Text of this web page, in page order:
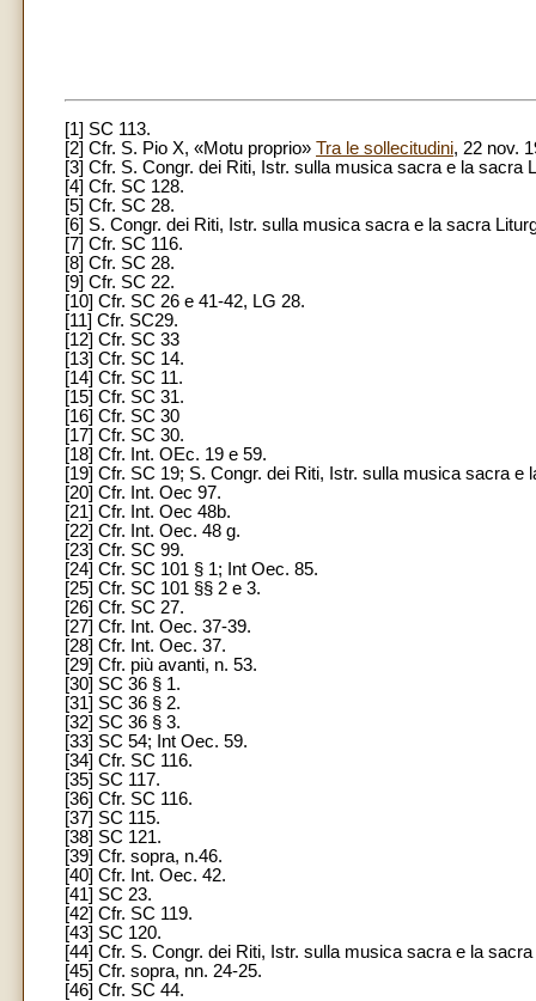
[1] SC 113.
[2] Cfr. S. Pio X, «Motu proprio» Tra le sollecitudini, 22 nov.
[3] Cfr. S. Congr. dei Riti, Istr. sulla musica sacra e la sacra
[4] Cfr. SC 128.
[5] Cfr. SC 28.
[6] S. Congr. dei Riti, Istr. sulla musica sacra e la sacra
[7] Cfr. SC 116.
[8] Cfr. SC 28.
[9] Cfr. SC 22.
[10] Cfr. SC 26 e 41-42, LG 28.
[11] Cfr. SC29.
[12] Cfr. SC 33
[13] Cfr. SC 14.
[14] Cfr. SC 11.
[15] Cfr. SC 31.
[16] Cfr. SC 30
[17] Cfr. SC 30.
[18] Cfr. Int. OEc. 19 e 59.
[19] Cfr. SC 19; S. Congr. dei Riti, Istr. sulla musica sacra
[20] Cfr. Int. Oec 97.
[21] Cfr. Int. Oec 48b.
[22] Cfr. Int. Oec. 48 g.
[23] Cfr. SC 99.
[24] Cfr. SC 101 § 1; Int Oec. 85.
[25] Cfr. SC 101 §§ 2 e 3.
[26] Cfr. SC 27.
[27] Cfr. Int. Oec. 37-39.
[28] Cfr. Int. Oec. 37.
[29] Cfr. più avanti, n. 53.
[30] SC 36 § 1.
[31] SC 36 § 2.
[32] SC 36 § 3.
[33] SC 54; Int Oec. 59.
[34] Cfr. SC 116.
[35] SC 117.
[36] Cfr. SC 116.
[37] SC 115.
[38] SC 121.
[39] Cfr. sopra, n.46.
[40] Cfr. Int. Oec. 42.
[41] SC 23.
[42] Cfr. SC 119.
[43] SC 120.
[44] Cfr. S. Congr. dei Riti, Istr. sulla musica sacra e la
[45] Cfr. sopra, nn. 24-25.
[46] Cfr. SC 44.